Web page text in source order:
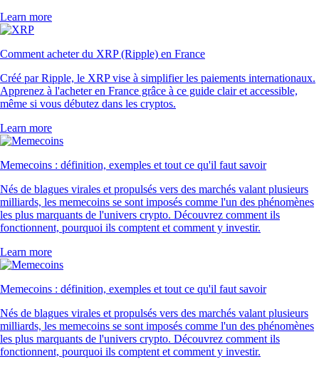
Learn more
Comment acheter du XRP (Ripple) en France
Créé par Ripple, le XRP vise à simplifier les paiements internationaux.
Apprenez à l'acheter en France grâce à ce guide clair et accessible,
même si vous débutez dans les cryptos.
Learn more
Memecoins : définition, exemples et tout ce qu'il faut savoir
Nés de blagues virales et propulsés vers des marchés valant plusieurs
milliards, les memecoins se sont imposés comme l'un des phénomènes
les plus marquants de l'univers crypto. Découvrez comment ils
fonctionnent, pourquoi ils comptent et comment y investir.
Learn more
Memecoins : définition, exemples et tout ce qu'il faut savoir
Nés de blagues virales et propulsés vers des marchés valant plusieurs
milliards, les memecoins se sont imposés comme l'un des phénomènes
les plus marquants de l'univers crypto. Découvrez comment ils
fonctionnent, pourquoi ils comptent et comment y investir.